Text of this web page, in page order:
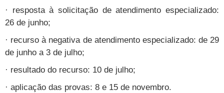
· resposta à solicitação de atendimento especializado:
26 de junho;
· recurso à negativa de atendimento especializado: de 29
de junho a 3 de julho;
· resultado do recurso: 10 de julho;
· aplicação das provas: 8 e 15 de novembro.